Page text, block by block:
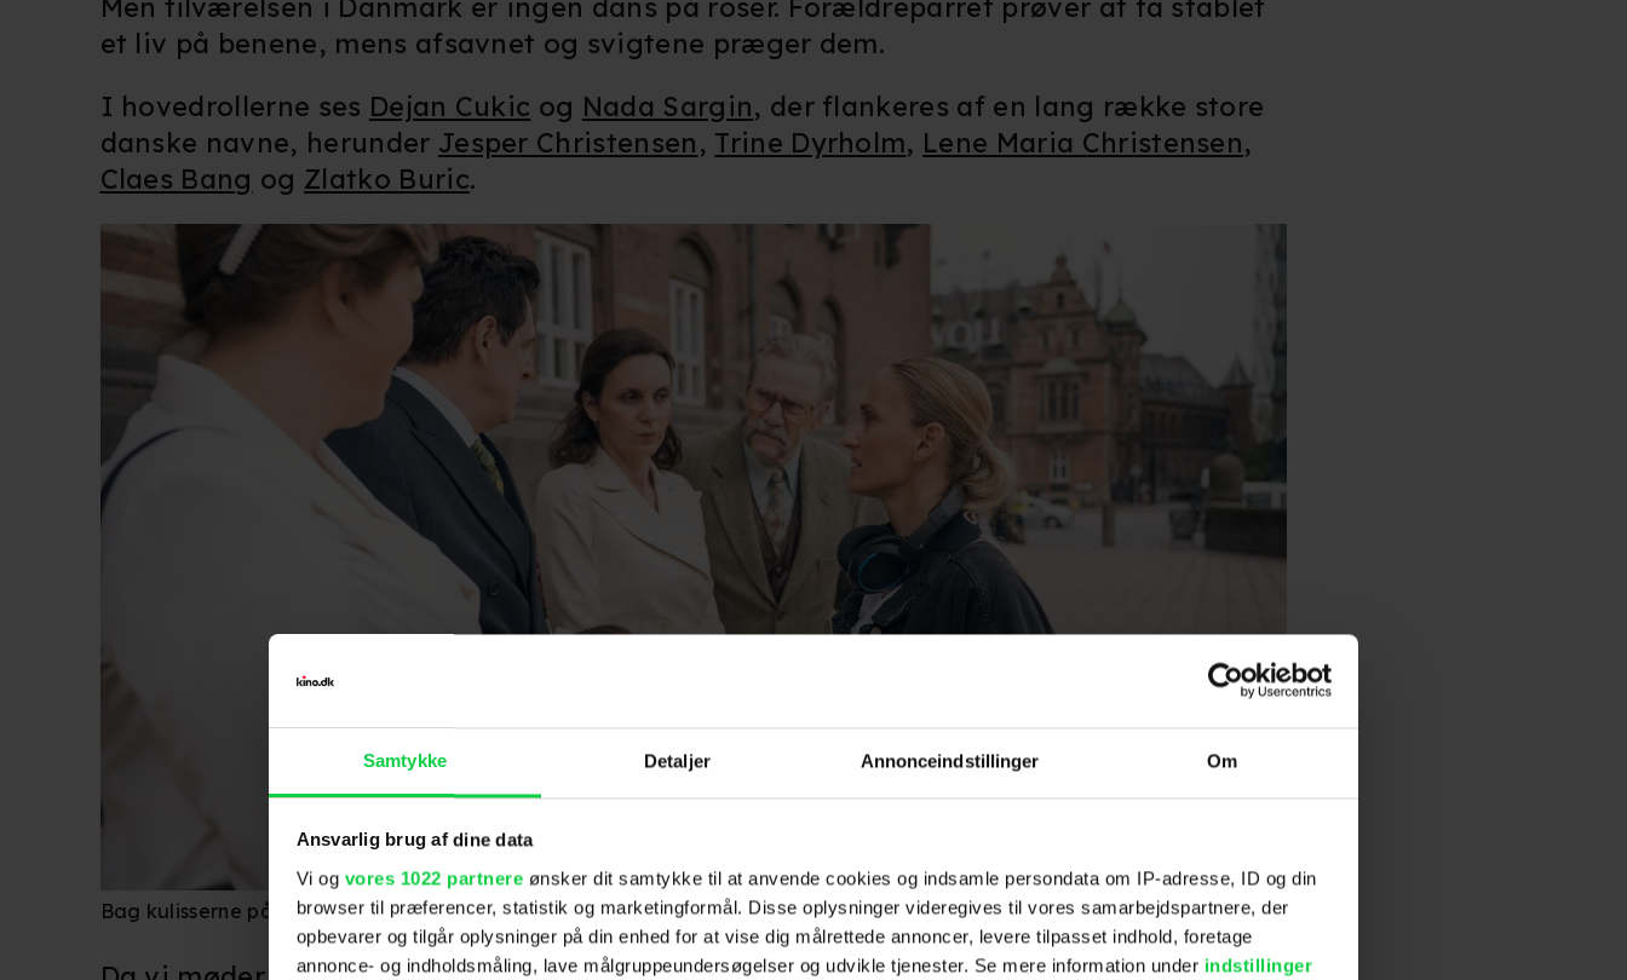
Samtykke Detaljer Annonceindstillinger Om
Ansvarlig brug af dine data
Vi og vores 1022 partnere ønsker dit samtykke til at anvende cookies og indsamle persondata om IP-adresse, ID og din
browser til præferencer, statistik og marketingformål. Disse oplysninger videregives til vores samarbejdspartnere, der
opbevarer og tilgår oplysninger på din enhed for at vise dig målrettede annoncer, levere tilpasset indhold, foretage
annonce- og indholdsmåling, lave målgruppeundersøgelser og udvikle tjenester. Se mere information under indstillinger
Men tilværelsen i Danmark er ingen dans på roser. Forældreparret prøver at få stablet
et liv på benene, mens afsavnet og svigtene præger dem.
I hovedrollerne ses Dejan Cukic og Nada Sargin, der flankeres af en lang række store
danske navne, herunder Jesper Christensen, Trine Dyrholm, Lene Maria Christensen,
Claes Bang og Zlatko Buric.
Bag kulisserne på 'Hjem', Foto: Nordisk Film